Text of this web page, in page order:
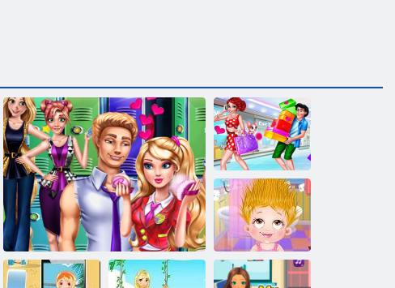
Valentinstag
einkaufen